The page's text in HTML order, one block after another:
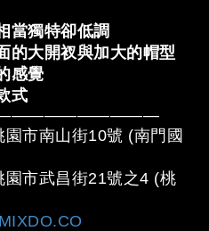
當獨特卻低調
的大開衩與加大的帽型
感覺
式
園市南山街10號 (南門國
園市武昌街21號之4 (桃